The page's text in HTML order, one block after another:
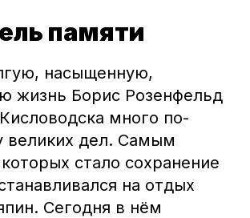
памяти
насыщенную,
жизнь Борис Розенфельд
много по-
великих дел. Самым
стало сохранение
на отдых
Сегодня в нём